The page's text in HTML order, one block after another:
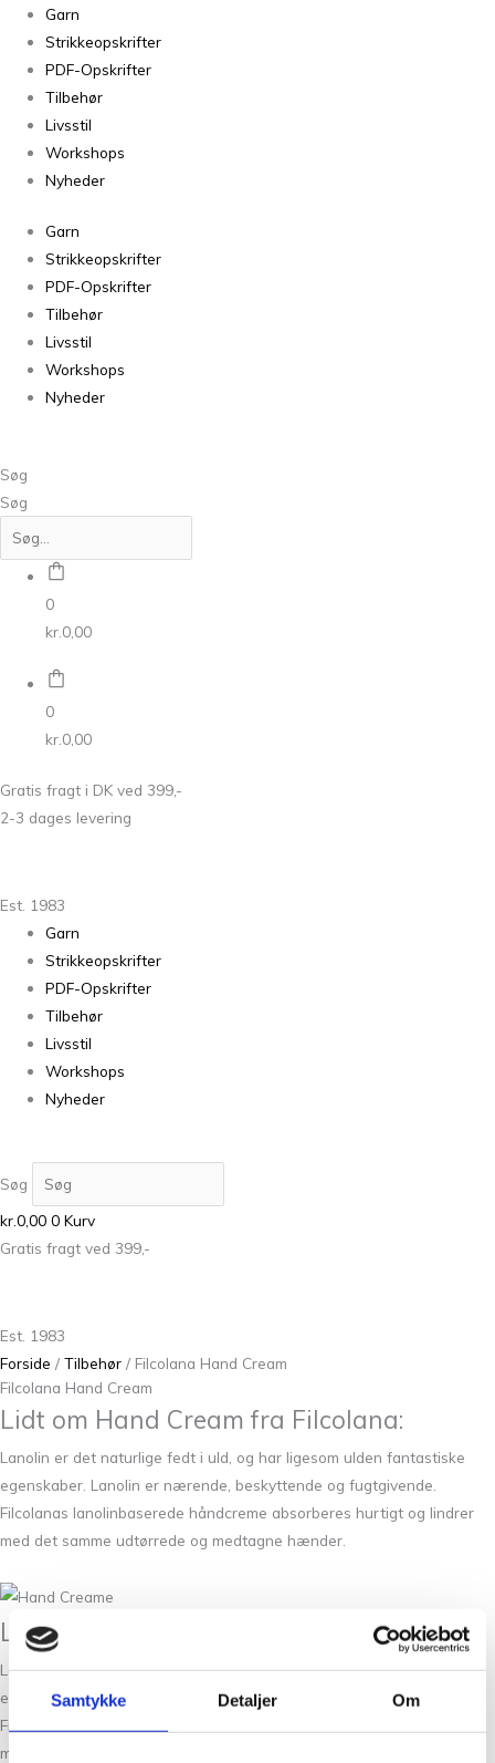
Samtykke Detaljer Om
Garn
Strikkeopskrifter
PDF-Opskrifter
Tilbehør
Livsstil
Workshops
Nyheder
Garn
Strikkeopskrifter
PDF-Opskrifter
Tilbehør
Livsstil
Workshops
Nyheder
Søg
Søg
0
kr. 0,00
0
kr. 0,00
Gratis fragt i DK ved 399,-
2-3 dages levering
Est. 1983
Garn
Strikkeopskrifter
PDF-Opskrifter
Tilbehør
Livsstil
Workshops
Nyheder
Søg
kr.0,00 0 Kurv
Gratis fragt ved 399,-
Est. 1983
Forside / Tilbehør / Filcolana Hand Cream
Filcolana Hand Cream
Lidt om Hand Cream fra Filcolana:
Lanolin er det naturlige fedt i uld, og har ligesom ulden fantastiske
egenskaber. Lanolin er nærende, beskyttende og fugtgivende.
Filcolanas lanolinbaserede håndcreme absorberes hurtigt og lindrer
med det samme udtørrede og medtagne hænder.
Lidt om Hand Cream fra Filcolana:
Lanolin er det naturlige fedt i uld, og har ligesom ulden fantastiske
egenskaber. Lanolin er nærende, beskyttende og fugtgivende.
Filcolanas lanolinbaserede håndcreme absorberes hurtigt og lindrer
med det samme udtørrede og medtagne hænder.